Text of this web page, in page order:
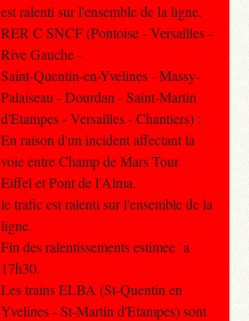
est ralenti sur l'ensemble de la ligne.
RER C SNCF (Pontoise - Versailles -
Rive Gauche -
Saint-Quentin-en-Yvelines - Massy-
Palaiseau - Dourdan - Saint-Martin
d'Etampes - Versailles - Chantiers) :
En raison d'un incident affectant la
voie entre Champ de Mars Tour
Eiffel et Pont de l'Alma.
le trafic est ralenti sur l'ensemble de la
ligne.
Fin des ralentissements estimee `a
17h30.
Les trains ELBA (St-Quentin en
Yvelines - St-Martin d'Etampes) sont